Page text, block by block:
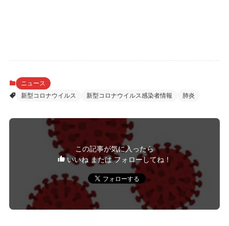
ニュース
新型コロナウイルス
新型コロナウイルス感染者情報 肺炎
この記事が気に入ったら
いいね または フォローしてね！